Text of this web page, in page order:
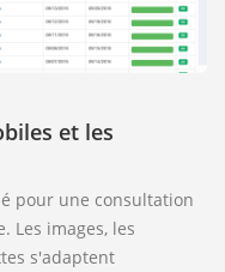
et les
pour une consultation
Les images, les
s'adaptent